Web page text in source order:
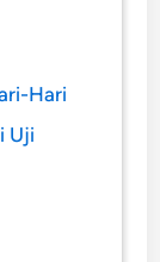
Hari
Uji